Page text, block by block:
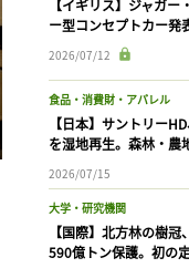
【イギリス】ジャガ
ー型コンセプトカー発
2026/07/12
食品・消費財・アパレル
【日本】サントリー
を湿地再生。森林・農
2026/07/15
大学・研究機関
【国際】北方林の樹
590億トン保護。初の